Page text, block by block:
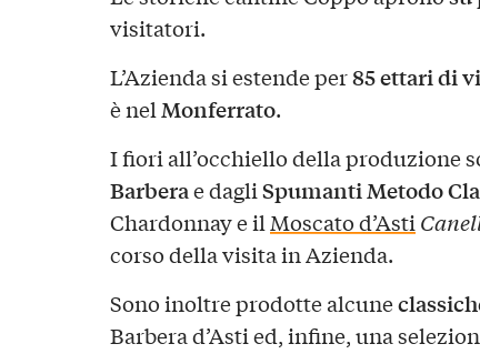
visitatori.
L’Azienda si estende per85 ettari di
è nelMonferrato.
I fiori all’occhiello della produzione
Barberae dagliSpumanti Metodo
Chardonnay e il Moscato d’Asti
corso della visita in Azienda.
Sono inoltre prodotte alcune
Barbera d’Asti ed, infine, una